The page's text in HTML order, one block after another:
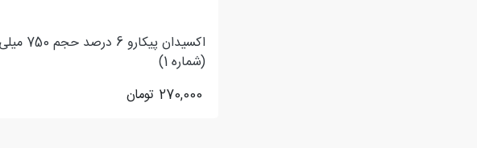
اکسیدان پیکارو
(شماره 1)
270,000 تومان